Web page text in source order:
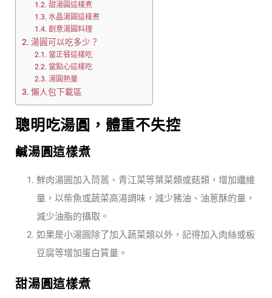
甜湯圓這樣煮
水晶湯圓這樣煮
創意湯圓料理
湯圓可以吃多少？
當正餐這樣吃
當點心這樣吃
湯圓熱量
懶人包下載區
聰明吃湯圓，體重不失控
鹹湯圓這樣煮
鮮肉湯圓加入茼蒿、青江菜等葉菜類或菇類，增加纖維
量，以柴魚或蔬菜高湯調味，減少豬油、油蔥酥的量，
減少油脂的攝取。
如果是小湯圓除了加入蔬菜類以外，記得加入肉絲或板
豆腐等增加蛋白質量。
甜湯圓這樣煮